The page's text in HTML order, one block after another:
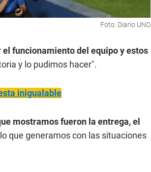
Foto: Diario UNO
el funcionamiento del equipo y estos
y lo pudimos hacer".
inigualable
mostramos fueron la entrega, el
que generamos con las situaciones